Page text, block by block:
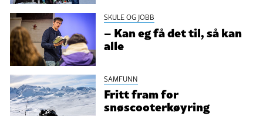
SKULE OG JOBB
– Kan eg få det til, så kan
alle
SAMFUNN
Fritt fram for
snøscooterkøyring